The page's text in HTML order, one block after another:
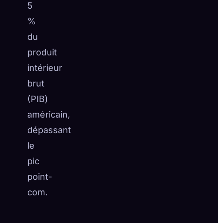
5
%
du
produit
intérieur
brut
(PIB)
américain,
dépassant
le
pic
point-
com.